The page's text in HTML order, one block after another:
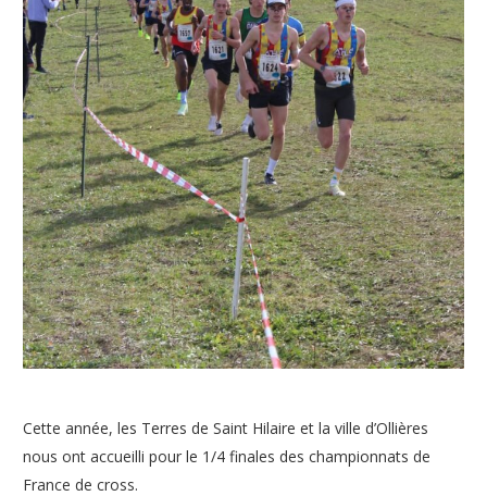
Cette année, les Terres de Saint Hilaire et la ville d’Ollières
nous ont accueilli pour le 1/4 finales des championnats de
France de cross.